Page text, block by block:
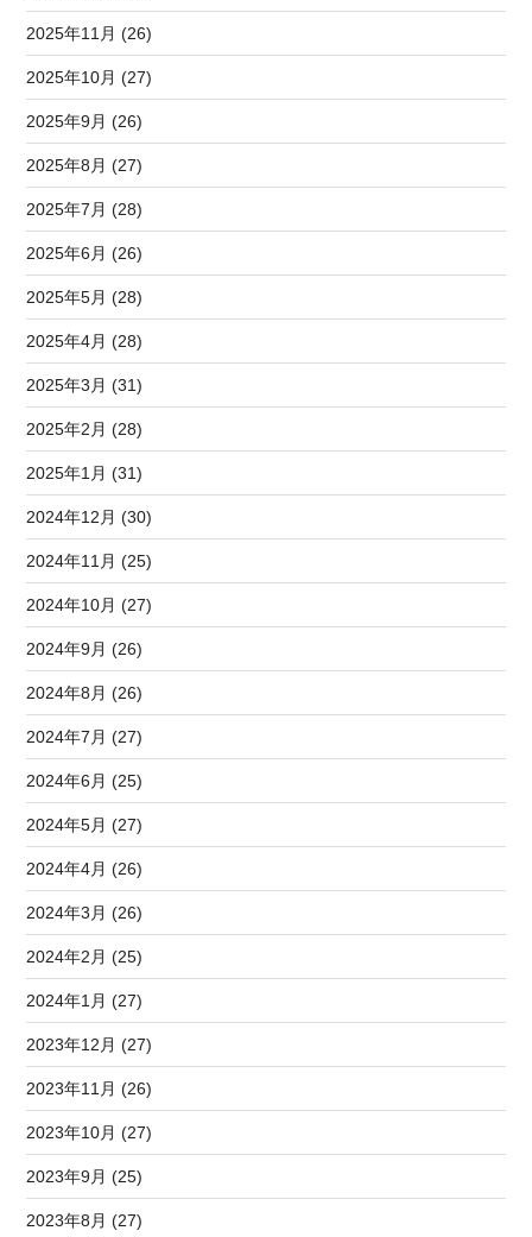
2025年11月 (26)
2025年10月 (27)
2025年9月 (26)
2025年8月 (27)
2025年7月 (28)
2025年6月 (26)
2025年5月 (28)
2025年4月 (28)
2025年3月 (31)
2025年2月 (28)
2025年1月 (31)
2024年12月 (30)
2024年11月 (25)
2024年10月 (27)
2024年9月 (26)
2024年8月 (26)
2024年7月 (27)
2024年6月 (25)
2024年5月 (27)
2024年4月 (26)
2024年3月 (26)
2024年2月 (25)
2024年1月 (27)
2023年12月 (27)
2023年11月 (26)
2023年10月 (27)
2023年9月 (25)
2023年8月 (27)